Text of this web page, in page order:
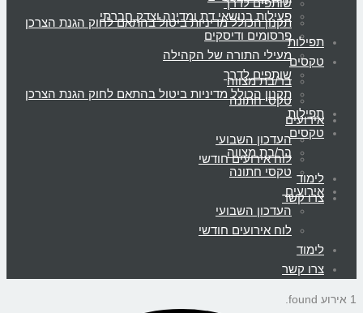
שותפים לדרך
תקנון הכולל מדיניות ביטול בהתאם לחוק הגנת הצרכן
תפילות
טקסים
בר/בת מצווה
טקסי חתונה
אירועים
העדכון השבועי
לוח אירועים חודשי
לימוד
צרו קשר
פעילות בנושאי דת ומדינה וצדק חברתי
פרסומים ודיסקים
מעילי התורה של הקהילה
שותפים לדרך
תקנון הכולל מדיניות ביטול בהתאם לחוק הגנת הצרכן
תפילות
טקסים
בר/בת מצווה
טקסי חתונה
אירועים
העדכון השבועי
לוח אירועים חודשי
לימוד
צרו קשר
1 אירוע found.